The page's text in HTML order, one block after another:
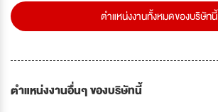
ตำแหน่งงานทั้งหมดของบริษัทนี้
ตำแหน่งงานอื่นๆ ของบริษัทนี้